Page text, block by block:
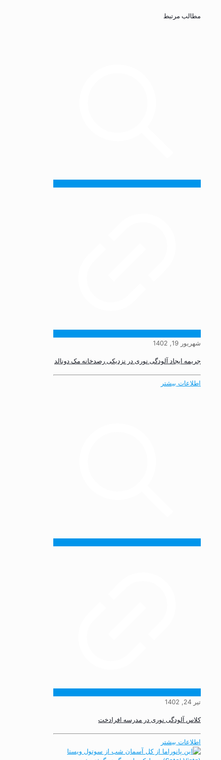
مطالب مرتبط
شهریور 19, 1402
جریمه ایجاد آلودگی نوری در نزدیکی رصدخانه مک دونالد
اطلاعات بیشتر
تیر 24, 1402
کلاس آلودگی نوری در مدرسه افرادخت
اطلاعات بیشتر